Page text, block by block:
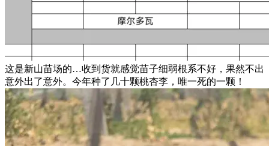
这是新山苗场的…收到货就感觉苗子细弱根系不好，果然不出
意外出了意外。今年种了几十颗桃杏李，唯一死的一颗！